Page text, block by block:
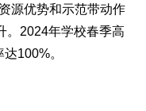
源优势和示范带动作
。2024年学校春季高
100%。